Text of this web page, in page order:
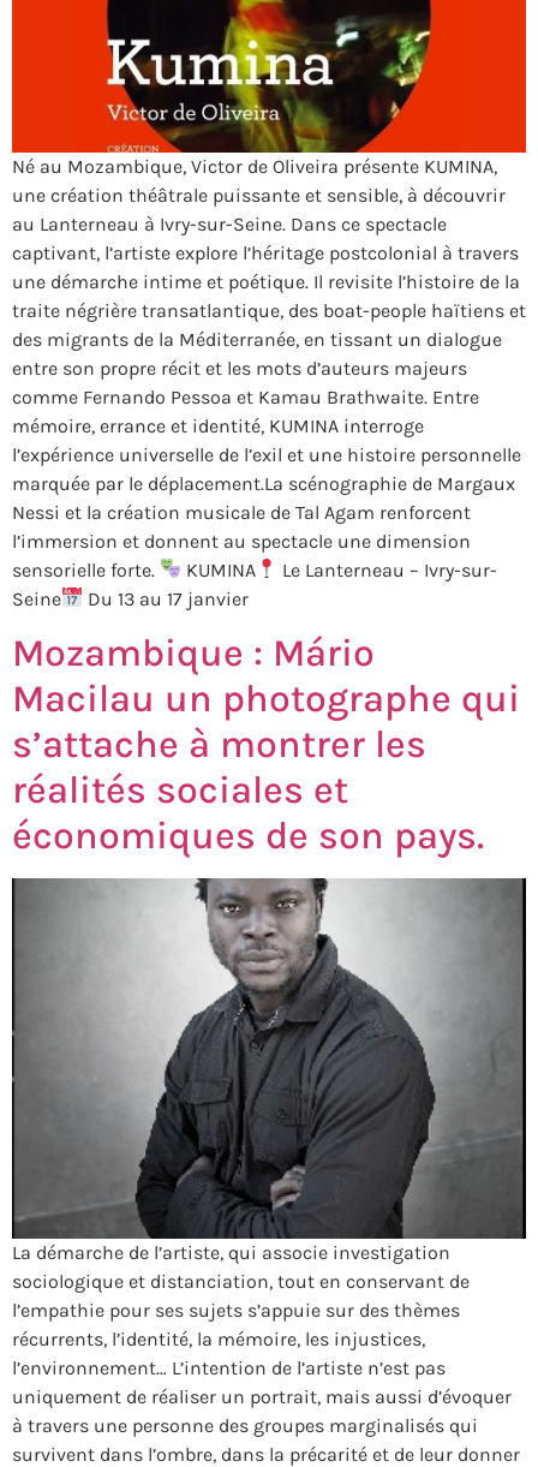
Né au Mozambique, Victor de Oliveira présente KUMINA,
une création théâtrale puissante et sensible, à découvrir
au Lanterneau à Ivry-sur-Seine. Dans ce spectacle
captivant, l’artiste explore l’héritage postcolonial à travers
une démarche intime et poétique. Il revisite l’histoire de la
traite négrière transatlantique, des boat-people haïtiens et
des migrants de la Méditerranée, en tissant un dialogue
entre son propre récit et les mots d’auteurs majeurs
comme Fernando Pessoa et Kamau Brathwaite. Entre
mémoire, errance et identité, KUMINA interroge
l’expérience universelle de l’exil et une histoire personnelle
marquée par le déplacement.La scénographie de Margaux
Nessi et la création musicale de Tal Agam renforcent
l’immersion et donnent au spectacle une dimension
sensorielle forte.
KUMINA
Le Lanterneau – Ivry-sur-
Seine
Du 13 au 17 janvier
Mozambique : Mário
Macilau un photographe qui
s’attache à montrer les
réalités sociales et
économiques de son pays.
La démarche de l’artiste, qui associe investigation
sociologique et distanciation, tout en conservant de
l’empathie pour ses sujets s’appuie sur des thèmes
récurrents, l’identité, la mémoire, les injustices,
l’environnement… L’intention de l’artiste n’est pas
uniquement de réaliser un portrait, mais aussi d’évoquer
à travers une personne des groupes marginalisés qui
survivent dans l’ombre, dans la précarité et de leur donner